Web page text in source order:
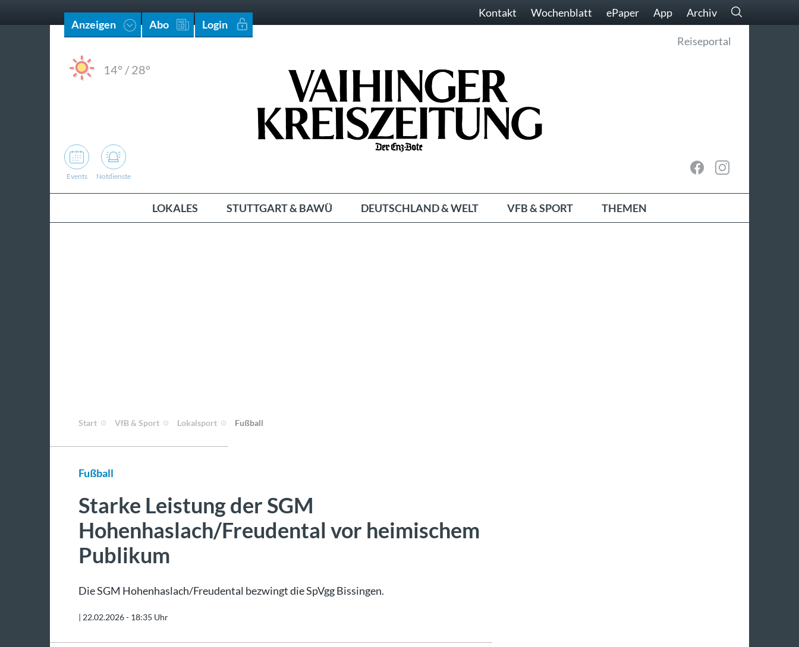
Anzeigen Abo Login
Kontakt Wochenblatt ePaper App Archiv
14° /28°
Reiseportal
Events Notdienste
LOKALES STUTTGART & BAWÜ DEUTSCHLAND & WELT VFB & SPORT THEMEN
Start VfB & Sport Lokalsport Fußball
Fußball
Starke Leistung der SGM
Hohenhaslach/Freudental vor heimischem
Publikum
Die SGM Hohenhaslach/Freudental bezwingt die SpVgg Bissingen.
| 22.02.2026 - 18:35 Uhr